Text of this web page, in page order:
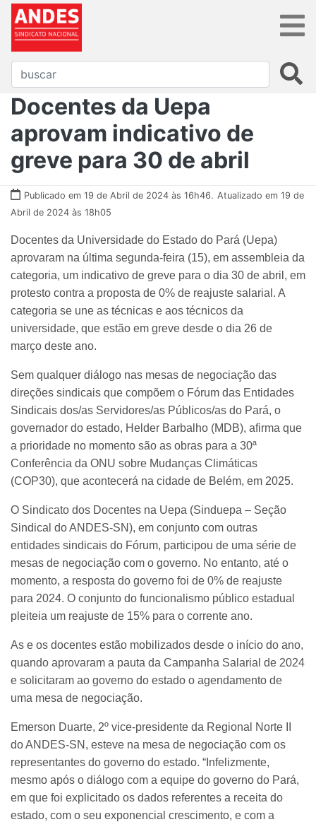
Docentes da Uepa
aprovam indicativo de
greve para 30 de abril
Publicado em 19 de Abril de 2024 às 16h46. Atualizado em 19 de
Abril de 2024 às 18h05
Docentes da Universidade do Estado do Pará (Uepa)
aprovaram na última segunda-feira (15), em assembleia da
categoria, um indicativo de greve para o dia 30 de abril, em
protesto contra a proposta de 0% de reajuste salarial. A
categoria se une as técnicas e aos técnicos da
universidade, que estão em greve desde o dia 26 de
março deste ano.
Sem qualquer diálogo nas mesas de negociação das
direções sindicais que compõem o Fórum das Entidades
Sindicais dos/as Servidores/as Públicos/as do Pará, o
governador do estado, Helder Barbalho (MDB), afirma que
a prioridade no momento são as obras para a 30ª
Conferência da ONU sobre Mudanças Climáticas
(COP30), que acontecerá na cidade de Belém, em 2025.
O Sindicato dos Docentes na Uepa (Sinduepa – Seção
Sindical do ANDES-SN), em conjunto com outras
entidades sindicais do Fórum, participou de uma série de
mesas de negociação com o governo. No entanto, até o
momento, a resposta do governo foi de 0% de reajuste
para 2024. O conjunto do funcionalismo público estadual
pleiteia um reajuste de 15% para o corrente ano.
As e os docentes estão mobilizados desde o início do ano,
quando aprovaram a pauta da Campanha Salarial de 2024
e solicitaram ao governo do estado o agendamento de
uma mesa de negociação.
Emerson Duarte, 2º vice-presidente da Regional Norte II
do ANDES-SN, esteve na mesa de negociação com os
representantes do governo do estado. “Infelizmente,
mesmo após o diálogo com a equipe do governo do Pará,
em que foi explicitado os dados referentes a receita do
estado, com o seu exponencial crescimento, e com a